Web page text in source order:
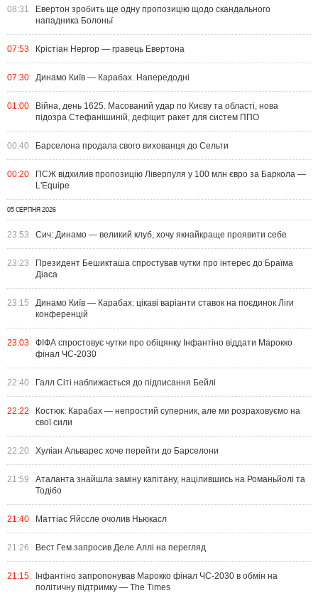
08:31
Евертон зробить ще одну пропозицію щодо скандального
нападника Болоньї
07:53 Крістіан Нергор — гравець Евертона
07:30 Динамо Київ — Карабах. Напередодні
01:00
Війна, день 1625. Масований удар по Києву та області, нова
підозра Стефанішиній, дефіцит ракет для систем ППО
00:40 Барселона продала свого вихованця до Сельти
00:20
ПСЖ відхилив пропозицію Ліверпуля у 100 млн євро за Баркола —
L'Equipe
05 СЕРПНЯ 2026
23:53 Сич: Динамо — великий клуб, хочу якнайкраще проявити себе
23:23
Президент Бешикташа спростував чутки про інтерес до Браїма
Діаса
23:15
Динамо Київ — Карабах: цікаві варіанти ставок на поєдинок Ліги
конференцій
23:03
ФІФА спростовує чутки про обіцянку Інфантіно віддати Марокко
фінал ЧС-2030
22:40 Галл Сіті наближається до підписання Бейлі
22:22
Костюк: Карабах — непростий суперник, але ми розраховуємо на
свої сили
22:20 Хуліан Альварес хоче перейти до Барселони
21:59
Аталанта знайшла заміну капітану, націлившись на Романьйолі та
Тодібо
21:40 Маттіас Яйссле очолив Ньюкасл
21:26 Вест Гем запросив Деле Аллі на перегляд
21:15
Інфантіно запропонував Марокко фінал ЧС-2030 в обмін на
політичну підтримку — The Times